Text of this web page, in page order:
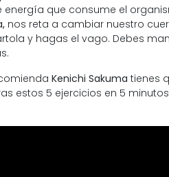
que consume el
nos reta a cambiar nuestro
y hagas el vago. Debes
Kenichi Sakuma tienes
estos 5 ejercicios en 5